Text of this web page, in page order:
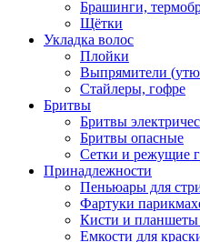
Брашинги,
Щётки
Укладка волос
Плойки
Выпрямители
Стайлеры, гофре
Бритвы
Бритвы
Бритвы опасные
Сетки и режущие
Принадлежности
Пеньюары для
Фартуки
Кисти и
Емкости для